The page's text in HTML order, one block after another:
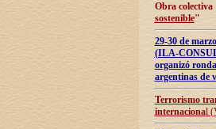
Obra
sostenible"
29-30 de
(ILA-
organizó
argentinas de
Terrorismo
internacional